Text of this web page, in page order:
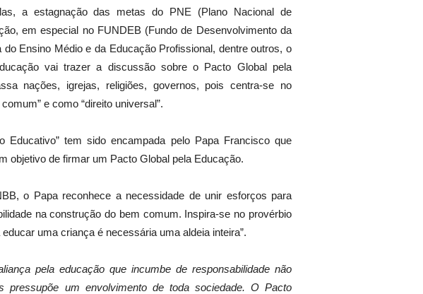
a estagnação das metas do PNE (Plano Nacional de
em especial no FUNDEB (Fundo de Desenvolvimento da
Ensino Médio e da Educação Profissional, dentre outros, o
vai trazer a discussão sobre o Pacto Global pela
nações, igrejas, religiões, governos, pois centra-se no
e como “direito universal”.
Educativo” tem sido encampada pelo Papa Francisco que
objetivo de firmar um Pacto Global pela Educação.
o Papa reconhece a necessidade de unir esforços para
na construção do bem comum. Inspira-se no provérbio
uma criança é necessária uma aldeia inteira”.
pela educação que incumbe de responsabilidade não
pressupõe um envolvimento de toda sociedade. O Pacto